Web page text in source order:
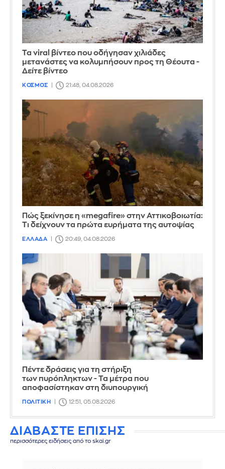
Τα viral βίντεο που οδήγησαν χιλιάδες
μετανάστες να κολυμπήσουν προς τη Θέουτα -
Δείτε βίντεο
ΚΟΣΜΟΣ 21:48, 04.08.2026
Πώς ξεκίνησε η «megafire» στην Αττικοβοιωτία:
Τι δείχνουν τα πρώτα ευρήματα της αυτοψίας
ΕΛΛΑΔΑ 20:49, 04.08.2026
Πέντε δράσεις για τη στήριξη
των πυρόπληκτων - Τα μέτρα που
αποφασίστηκαν στη διυπουργική
ΠΟΛΙΤΙΚΗ 12:51, 05.08.2026
ΔΙΑΒΑΣΤΕ ΕΠΙΣΗΣ
περισσότερες ειδήσεις από το skai.gr